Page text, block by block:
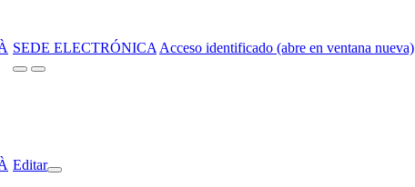
SEDE ELECTRÓNICA Acceso identificado (abre en ventana nueva)
Editar